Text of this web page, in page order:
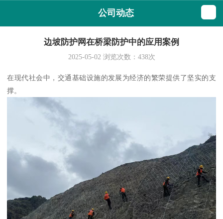
公司动态
边坡防护网在桥梁防护中的应用案例
2025-05-02 浏览次数： 438次
在现代社会中，交通基础设施的发展为经济的繁荣提供了坚实的支
撑。